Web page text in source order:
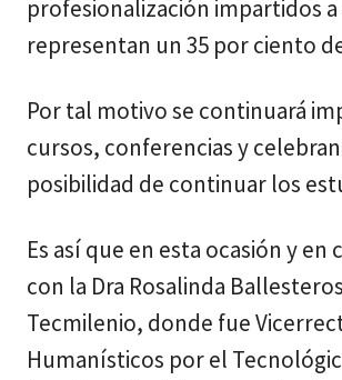
profesionalización impartidos
representan un 35 por ciento
Por tal motivo se continuará
cursos, conferencias y
posibilidad de continuar los
Es así que en esta ocasión y
con la Dra Rosalinda
Tecmilenio, donde fue
Humanísticos por el